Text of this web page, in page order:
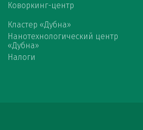
Коворкинг-центр
Кластер «Дубна»
Нанотехнологический центр
«Дубна»
Налоги